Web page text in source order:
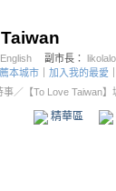
副市長： likolalo
本城市 加入我的最愛
事／ 【To Love Taiwan】
精華區